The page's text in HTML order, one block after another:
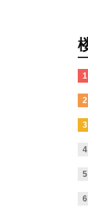
1
2
3
4
5
6